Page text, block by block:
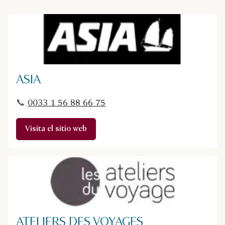
ASIA
📞 0033 1 56 88 66 75
Visita el sitio web